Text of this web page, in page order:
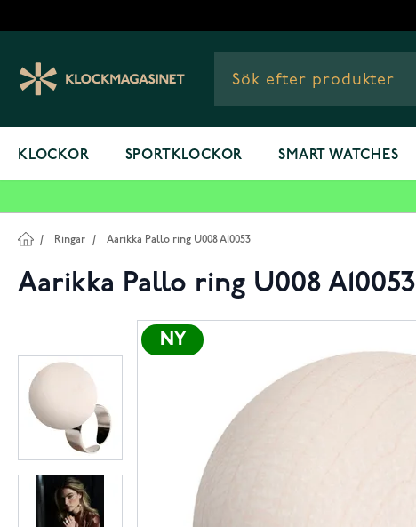
KLOCKOR SPORTKLOCKOR SMART WATCHES
/ Ringar / Aarikka Pallo ring U008 A10053
Aarikka Pallo ring U008 A10053
NY